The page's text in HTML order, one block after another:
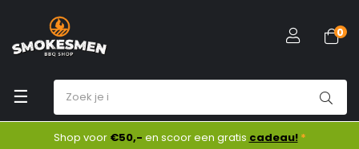
Toggle
navigation
☰
0
Shop voor €50,- en scoor een gratis cadeau! *